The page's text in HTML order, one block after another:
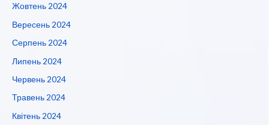
Жовтень 2024
Вересень 2024
Серпень 2024
Липень 2024
Червень 2024
Травень 2024
Квітень 2024